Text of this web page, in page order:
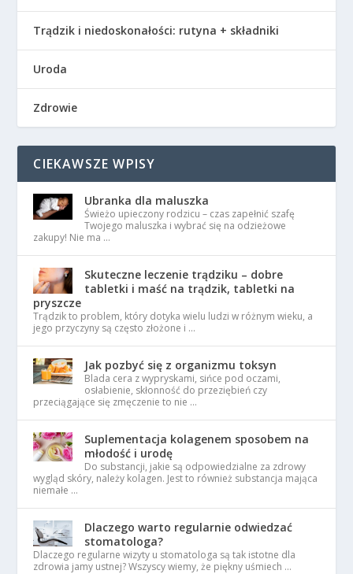
Trądzik i niedoskonałości: rutyna + składniki
Uroda
Zdrowie
CIEKAWSZE WPISY
Ubranka dla maluszka
Świeżo upieczony rodzicu – czas zapełnić szafę
Twojego maluszka i wybrać się na odzieżowe
zakupy! Nie ma …
Skuteczne leczenie trądziku – dobre
tabletki i maść na trądzik, tabletki na
pryszcze
Trądzik to problem, który dotyka wielu ludzi w różnym wieku, a
jego przyczyny są często złożone i …
Jak pozbyć się z organizmu toksyn
Blada cera z wypryskami, sińce pod oczami,
osłabienie, skłonność do przeziębień czy
przeciągające się zmęczenie to nie …
Suplementacja kolagenem sposobem na
młodość i urodę
Do substancji, jakie są odpowiedzialne za zdrowy
wygląd skóry, należy kolagen. Jest to również substancja mająca
niemałe …
Dlaczego warto regularnie odwiedzać
stomatologa?
Dlaczego regularne wizyty u stomatologa są tak istotne dla
zdrowia jamy ustnej? Wszyscy wiemy, że piękny uśmiech …